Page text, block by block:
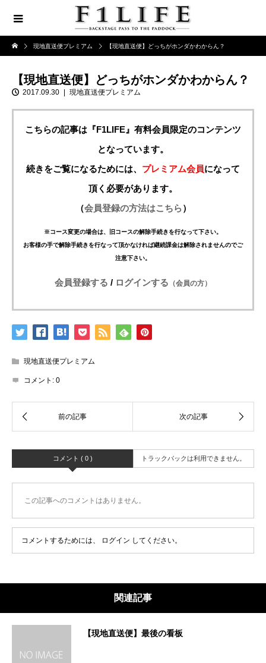
現地直送便プレミアム 【現地直送便】どっちがホンダかわからん？
【現地直送便】どっちがホンダかわからん？
2017.09.30 現地直送便プレミアム
こちらの記事は『F1LIFE』有料会員限定のコンテンツ
となっています。
続きをご覧になるためには、 プレミアム会員になって
頂く必要があります。
（会員登録の方法はこちら）
※コース変更の場合は、旧コースの解除手続きを行なって下さい。
お客様の手で解除手続きを行なって頂かなければ継続課金は解除されませんのでご
注意下さい。
会員登録する / ログインする （会員の方）
現地直送便プレミアム
コメント: 0
コメント ( 0 ) トラックバックは利用できません。
この記事へのコメントはありません。
コメントするためには、 ログイン してください。
関連記事
【現地直送便】最後の看板